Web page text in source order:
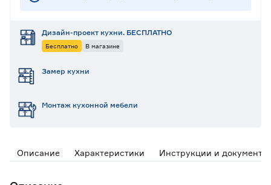
Дизайн-проект кухни. БЕСПЛАТНО
Бесплатно В магазине
Замер кухни
Монтаж кухонной мебели
Описание Характеристики Инструкции и документы